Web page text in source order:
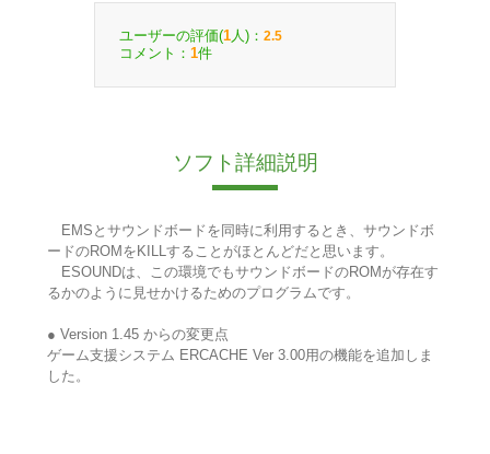
ユーザーの評価(1 人)： 2.5
コメント： 1件
ソフト詳細説明
EMSとサウンドボードを同時に利用するとき、サウンドボ
ードのROMをKILLすることがほとんどだと思います。
ESOUNDは、この環境でもサウンドボードのROMが存在す
るかのように見せかけるためのプログラムです。
● Version 1.45 からの変更点
ゲーム支援システム ERCACHE Ver 3.00用の機能を追加しま
した。